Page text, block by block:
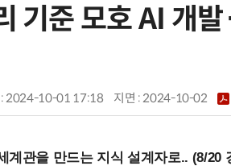
기준 모호 AI 개
: 2024-10-01 17:18 지면 :2024-10-02
계관을 만드는 지식 설계자로.. (8/20